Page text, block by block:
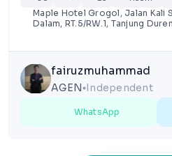
Maple Hotel Grogol, Jalan Kali
Dalam, RT.5/RW.1, Tanjung
fairuzmuhammad
AGEN lens Independent
WhatsApp